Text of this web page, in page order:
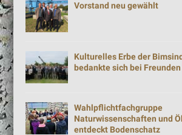
Vorstand neu gewählt
Kulturelles Erbe der
bedankte sich bei
Wahlpflichtfachgruppe
Naturwissenschaften und
entdeckt Bodenschatz